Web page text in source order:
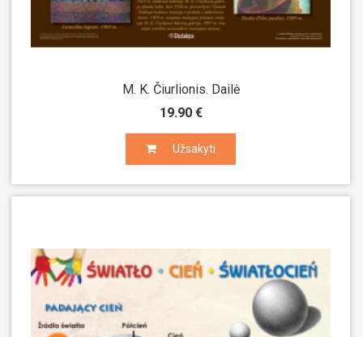
M. K. Čiurlionis. Dailė
19.90 €
Užsakyti
Užsakyti